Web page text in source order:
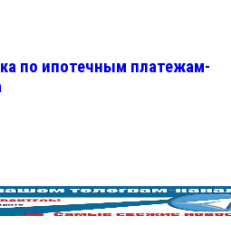
по ипотечным платежам-